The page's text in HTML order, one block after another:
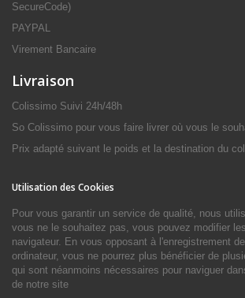
SecureCode)
PAYPAL
Virement Bancaire
Livraison
Colissimo Suivi 24h/48h
So Colissimo pour vous faire livrer où vous le
Prix adapté suivant le poids et la destination du
Utilisation des Cookies
Pour vous garantir un service de qualité, nous
vous ne le souhaitez pas, vous pouvez modifier
navigateur. En vous opposant à l'enregistrement
ordinateur, vous ne pourrez plus bénéficier de
qui sont néanmoins nécessaires pour naviguer
de notre site